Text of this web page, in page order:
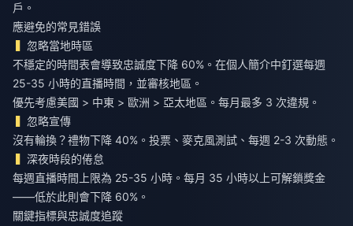
戶。
應避免的常見錯誤
忽略當地時區
不穩定的時間表會導致忠誠度下降 60%。在個人簡介中釘選每週
25-35 小時的直播時間，並審核地區。
優先考慮美國 > 中東 > 歐洲 > 亞太地區。每月最多 3 次違規。
忽略宣傳
沒有輪換？禮物下降 40%。投票、麥克風測試、每週 2-3 次動態。
深夜時段的倦怠
每週直播時間上限為 25-35 小時。每月 35 小時以上可解鎖獎金
——低於此則會下降 60%。
關鍵指標與忠誠度追蹤